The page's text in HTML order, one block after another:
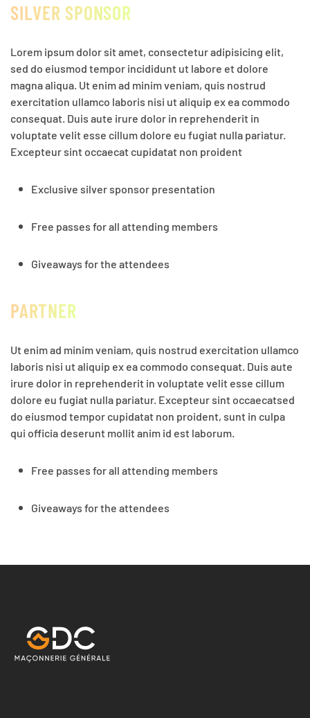
SILVER SPONSOR
Lorem ipsum dolor sit amet, consectetur adipisicing elit,
sed do eiusmod tempor incididunt ut labore et dolore
magna aliqua. Ut enim ad minim veniam, quis nostrud
exercitation ullamco laboris nisi ut aliquip ex ea commodo
consequat. Duis aute irure dolor in reprehenderit in
voluptate velit esse cillum dolore eu fugiat nulla pariatur.
Excepteur sint occaecat cupidatat non proident
Exclusive silver sponsor presentation
Free passes for all attending members
Giveaways for the attendees
PARTNER
Ut enim ad minim veniam, quis nostrud exercitation ullamco
laboris nisi ut aliquip ex ea commodo consequat. Duis aute
irure dolor in reprehenderit in voluptate velit esse cillum
dolore eu fugiat nulla pariatur. Excepteur sint occaecatsed
do eiusmod tempor cupidatat non proident, sunt in culpa
qui officia deserunt mollit anim id est laborum.
Free passes for all attending members
Giveaways for the attendees